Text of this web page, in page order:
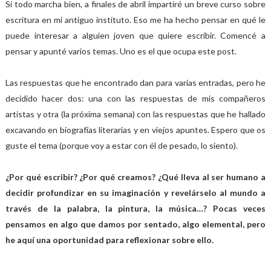
Si todo marcha bien, a finales de abril impartiré un breve curso sobre
escritura en mi antiguo instituto. Eso me ha hecho pensar en qué le
puede interesar a alguien joven que quiere escribir. Comencé a
pensar y apunté varios temas. Uno es el que ocupa este post.
Las respuestas que he encontrado dan para varias entradas, pero he
decidido hacer dos: una con las respuestas de mis compañeros
artistas y otra (la próxima semana) con las respuestas que he hallado
excavando en biografías literarias y en viejos apuntes. Espero que os
guste el tema (porque voy a estar con él de pesado, lo siento).
¿Por qué escribir? ¿Por qué creamos? ¿Qué lleva al ser humano a
decidir profundizar en su imaginación y revelárselo al mundo a
través de la palabra, la pintura, la música…? Pocas veces
pensamos en algo que damos por sentado, algo elemental, pero
he aquí una oportunidad para reflexionar sobre ello.